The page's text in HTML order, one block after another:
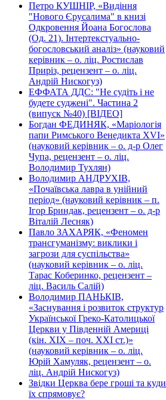
Петро КУШНІР, «Видіння
"Нового Єрусалима" в книзі
Одкровення Йоана Богослова
(Од. 21). Інтертекстуально-
богословський аналіз» (науковий
керівник – о. ліц. Ростислав
Приріз, рецензент – о. ліц.
Андрій Нискогуз)
ЕФФАТА ДДС: "Не судіть і не
будете суджені". Частина 2
(випуск №40) [ВІДЕО]
Богдан ФЕДИНЯК, «Маріологія
папи Римського Венедикта XVI»
(науковий керівник – о. д-р Олег
Чупа, рецензент – о. ліц.
Володимир Тухлян)
Володимир АНДРУХІВ,
«Почаївська лавра в унійний
період» (науковий керівник – п.
Ігор Бриндак, рецензент – о. д-р
Віталій Лесняк)
Павло ЗАХАРЯК, «Феномен
трансгуманізму: виклики і
загрози для суспільства»
(науковий керівник – о. ліц.
Тарас Коберинко, рецензент –
ліц. Василь Салій)
Володимир ПАНЬКІВ,
«Заснування і розвиток структур
Української Греко-Католицької
Церкви у Південній Америці
(кін. ХІХ – поч. ХХІ ст.)»
(науковий керівник – о. ліц.
Юрій Хамуляк, рецензент – о.
ліц. Андрій Нискогуз)
Звідки Церква бере гроші та куди
їх спрямовує?